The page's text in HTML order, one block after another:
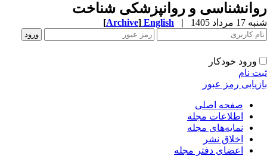
و روانپزشکی شناخت
مرداد 1405 |
English
[Archive]
ورود خودکار
نام
رمز عبور
صفحه اصلی
اطلاعات مجله
نمایه‌های مجله
اخلاق نشر
اعضای دفتر مجله